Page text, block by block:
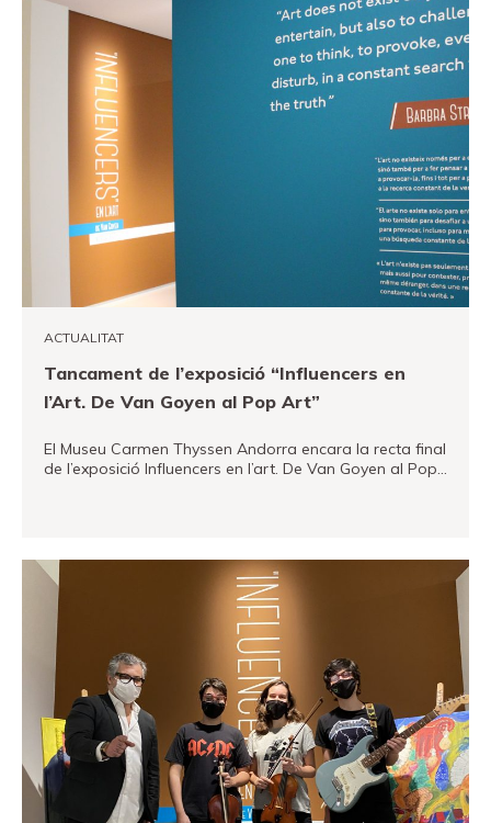
ACTUALITAT
Tancament de l’exposició “Influencers en
l’Art. De Van Goyen al Pop Art”
El Museu Carmen Thyssen Andorra encara la recta final
de l’exposició Influencers en l’art. De Van Goyen al Pop…